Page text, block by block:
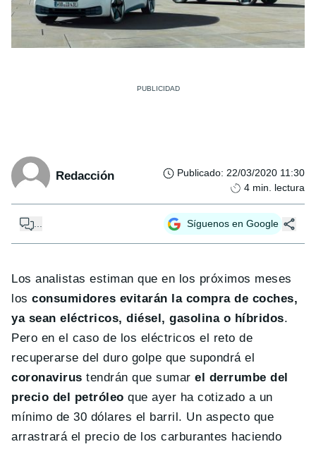
Redacción Publicado: 22/03/2020 11:30
4 min. lectura
... Síguenos en Google
Los analistas estiman que en los próximos meses
losconsumidores evitarán la compra de coches,
ya sean eléctricos, diésel, gasolina o híbridos.
Pero en el caso de los eléctricos el reto de
recuperarse del duro golpe que supondrá el
coronavirus tendrán que sumarel derrumbe del
precio del petróleo que ayer ha cotizado a un
mínimo de 30 dólares el barril. Un aspecto que
arrastrará el precio de los carburantes haciendo